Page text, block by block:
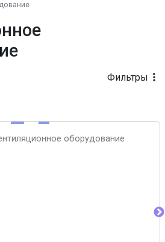
Фильтры
оборудование